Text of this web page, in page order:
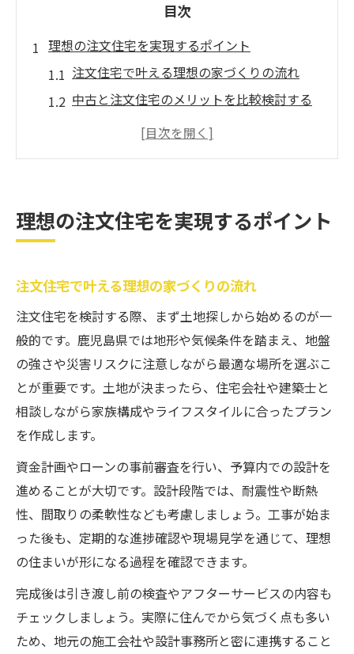
目次
理想の注文住宅を実現するポイント
注文住宅で叶える理想の家づくりの流れ
中古と注文住宅のメリットを比較検討する
中古物件選びが変える新しい暮らし方
ント
鹿児島の中古物件で理想の暮らしを始める
方法
リフォーム済み中古物件の活用術を解説
中古物件選びで知るべき耐震性とリスク管
理
中古物件と注文住宅のコスト比較の実際
リフォーム済み物件の魅力と注意点とは
リフォーム済み注文住宅のメリットと判断
基準
鹿児島のリフォーム済み中古物件を選ぶコ
ツ
注文住宅と比較した中古リフォーム物件の
特徴
耐震性能が高いリフォーム物件の選び方
理想の注文住宅を実現するポイント
注文住宅で叶える理想の家づくりの流れ
注文住宅を検討する際、まず土地探しから始めるのが一
般的です。鹿児島県では地形や気候条件を踏まえ、地盤
の強さや災害リスクに注意しながら最適な場所を選ぶこ
とが重要です。土地が決まったら、住宅会社や建築士と
相談しながら家族構成やライフスタイルに合ったプラン
を作成します。
資金計画やローンの事前審査を行い、予算内での設計を
進めることが大切です。設計段階では、耐震性や断熱
性、間取りの柔軟性なども考慮しましょう。工事が始ま
った後も、定期的な進捗確認や現場見学を通じて、理想
の住まいが形になる過程を確認できます。
完成後は引き渡し前の検査やアフターサービスの内容も
チェックしましょう。実際に住んでから気づく点も多い
ため、地元の施工会社や設計事務所と密に連携すること